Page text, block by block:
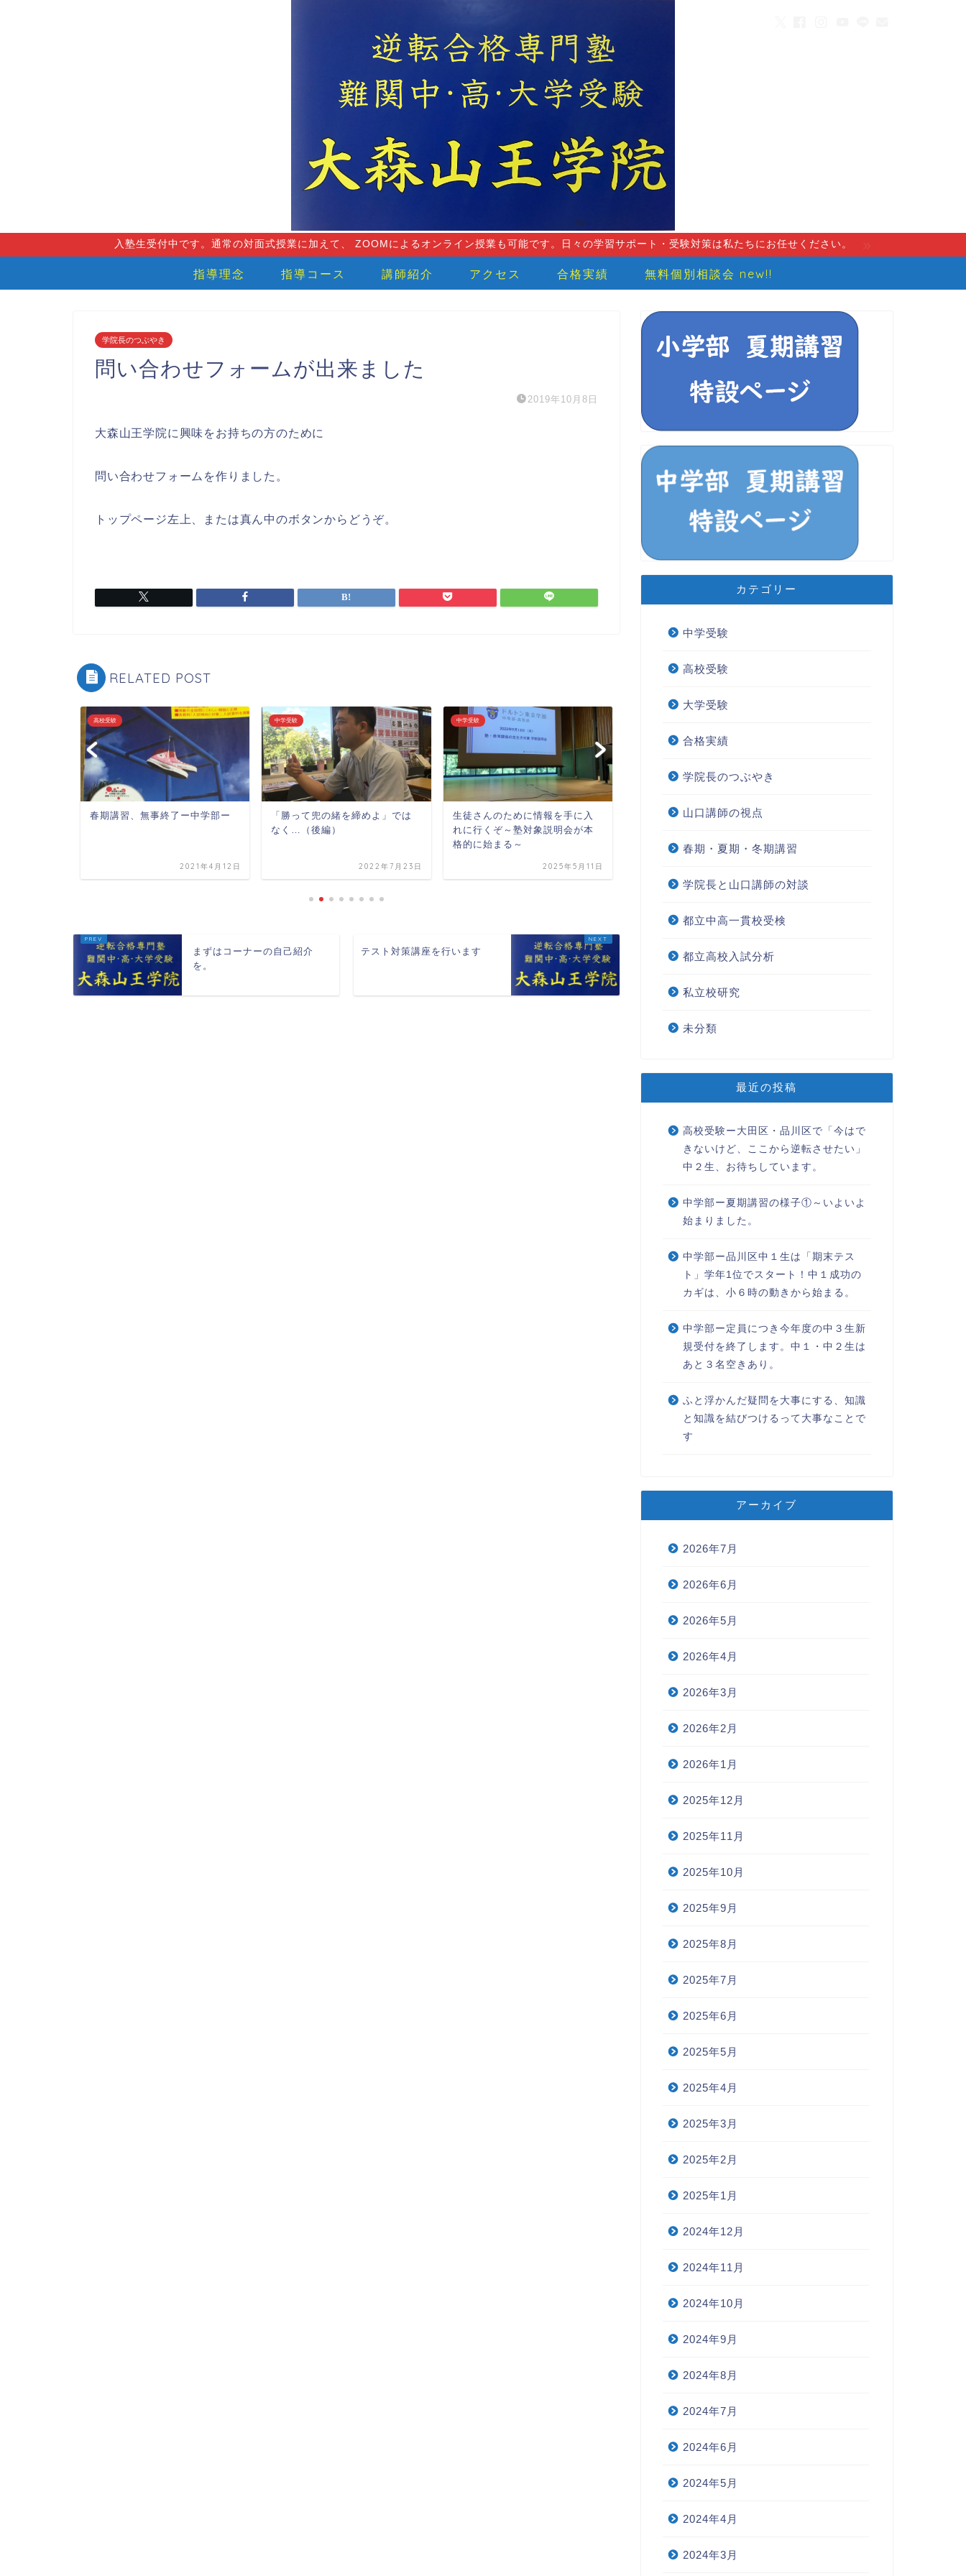
入塾生受付中です。通常の対面式授業に加えて、 ZOOMによるオンライン授業も可能です。日々の学習サポート・受験対策は私たちにお任せください。
指導理念 指導コース 講師紹介 アクセス 合格実績 無料個別相談会 new!!
学院長のつぶやき
問い合わせフォームが出来ました
2019年10月8日
大森山王学院に興味をお持ちの方のために
問い合わせフォームを作りました。
トップページ左上、または真ん中のボタンからどうぞ。
RELATED POST
高校受験
春期講習、無事終了ー中学部ー
2021年4月12日
中学受験
「勝って兜の緒を締めよ」では
なく…（後編）
2022年7月23日
中学受験
生徒さんのために情報を手に入
れに行くぞ～塾対象説明会が本
格的に始まる～
2025年5月11日
中学準備講座の再度お知らせ
まずはコーナーの自己紹介
を。
テスト対策講座を行います
カテゴリー
中学受験
高校受験
大学受験
合格実績
学院長のつぶやき
山口講師の視点
春期・夏期・冬期講習
学院長と山口講師の対談
都立中高一貫校受検
都立高校入試分析
私立校研究
未分類
最近の投稿
高校受験ー大田区・品川区で「今はで
きないけど、ここから逆転させたい」
中２生、お待ちしています。
中学部ー夏期講習の様子①～いよいよ
始まりました。
中学部ー品川区中１生は「期末テス
ト」学年1位でスタート！中１成功の
カギは、小６時の動きから始まる。
中学部ー定員につき今年度の中３生新
規受付を終了します。中１・中２生は
あと３名空きあり。
ふと浮かんだ疑問を大事にする、知識
と知識を結びつけるって大事なことで
す
アーカイブ
2026年7月
2026年6月
2026年5月
2026年4月
2026年3月
2026年2月
2026年1月
2025年12月
2025年11月
2025年10月
2025年9月
2025年8月
2025年7月
2025年6月
2025年5月
2025年4月
2025年3月
2025年2月
2025年1月
2024年12月
2024年11月
2024年10月
2024年9月
2024年8月
2024年7月
2024年6月
2024年5月
2024年4月
2024年3月